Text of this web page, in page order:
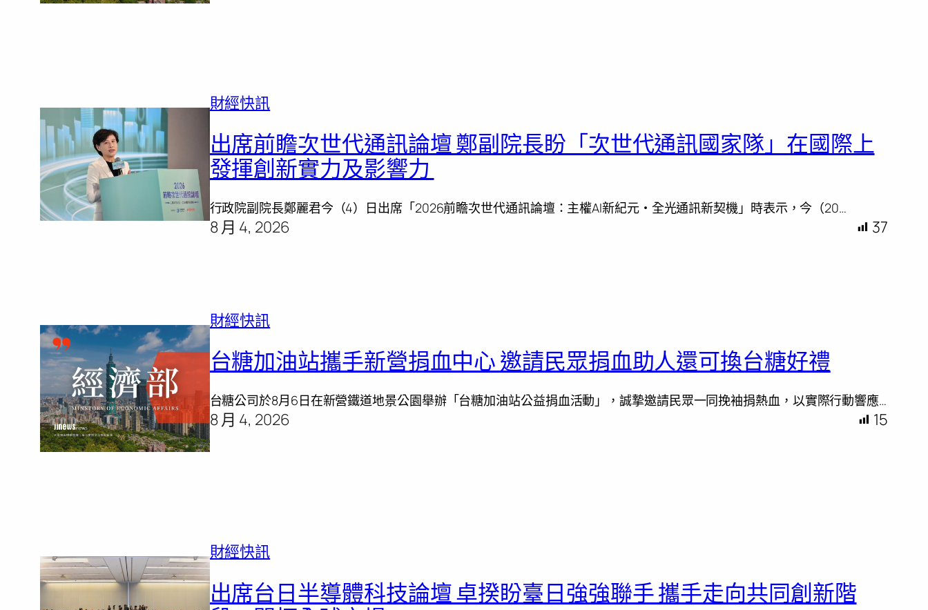
財經快訊
出席前瞻次世代通訊論壇 鄭副院長盼「次世代通訊國家隊」在國際上
發揮創新實力及影響力
行政院副院長鄭麗君今（4）日出席「2026前瞻次世代通訊論壇：主權AI新紀元・全光通訊新契機」時表示，今（20…
8 月 4, 2026 37
財經快訊
台糖加油站攜手新營捐血中心 邀請民眾捐血助人還可換台糖好禮
台糖公司於8月6日在新營鐵道地景公園舉辦「台糖加油站公益捐血活動」，誠摯邀請民眾一同挽袖捐熱血，以實際行動響應…
8 月 4, 2026 15
財經快訊
出席台日半導體科技論壇 卓揆盼臺日強強聯手 攜手走向共同創新階